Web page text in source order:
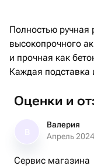
Полностью ручная
высокопрочного
и прочная как
Каждая подставка
Оценки и
Валерия
Апрель 2024
Сервис магазина